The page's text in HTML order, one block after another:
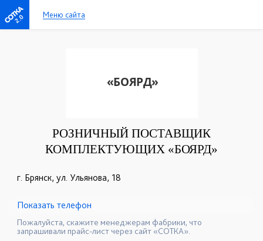
2.0 Меню сайта
РОЗНИЧНЫЙ ПОСТАВЩИК
КОМПЛЕКТУЮЩИХ «БОЯРД»
г. Брянск, ул. Ульянова, 18
☎+7(4832)68-67-21
Показать телефон
Пожалуйста, скажите менеджерам фабрики, что
запрашивали прайс-лист через сайт «СОТКА».